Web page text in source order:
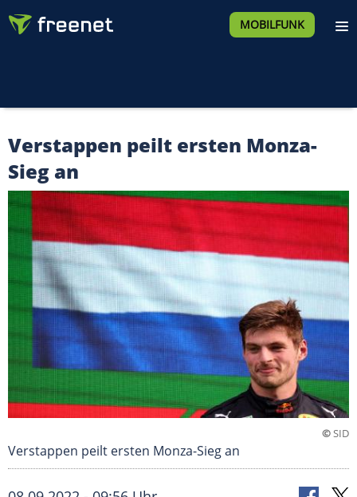
MOBILFUNK
Verstappen peilt ersten Monza-
Sieg an
©SID
Verstappen peilt ersten Monza-Sieg an